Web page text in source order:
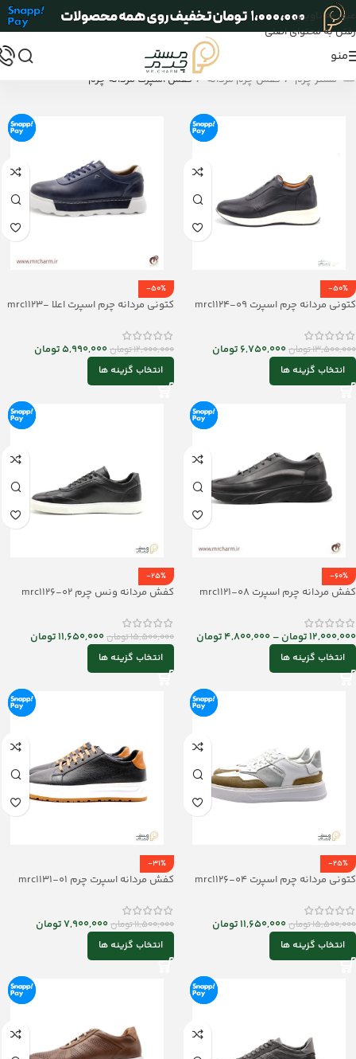
عبور به ناوبری
رفتن به محتوای اصلی
منو
مستر چرم / کفش چرم مردانه /کفش اسپرت مردانه چرم
-50%
کتونی مردانه چرم اسپرت mrc1124-09
13,500,000تومان6,750,000 تومان
انتخاب گزینه ها
-50%
کتونی مردانه چرم اسپرت اعلا mrc1123-
12,000,000تومان5,990,000تومان
انتخاب گزینه ها
-60%
کفش مردانه چرم اسپرت mrc1121-08
12,000,000تومان –
4,800,000تومان
انتخاب گزینه ها
-25%
کفش مردانه ونس چرم mrc1126-02
15,500,000تومان11,650,000تومان
انتخاب گزینه ها
-25%
کتونی مردانه چرم اسپرت mrc1126-04
15,500,000تومان11,650,000تومان
انتخاب گزینه ها
-31%
کفش مردانه اسپرت چرم mrc1131-01
11,500,000تومان7,900,000تومان
انتخاب گزینه ها